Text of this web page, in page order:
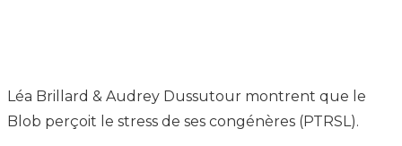
Léa Brillard & Audrey Dussutour montrent que le
Blob perçoit le stress de ses congénères (PTRSL).